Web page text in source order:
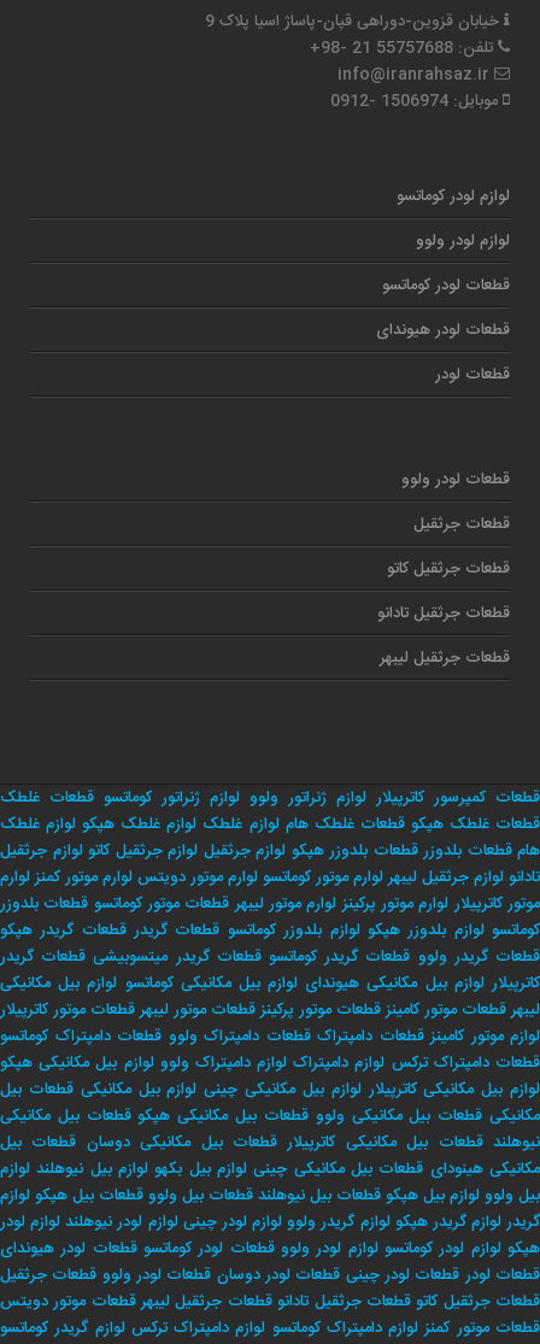
خیابان قزوین-دوراهی قپان-پاساژ اسیا پلاک 9
تلفن: 55757688 21 -98+
موبایل: 1506974 -0912
لوازم لودر کوماتسو
لوازم لودر ولوو
قطعات لودر کوماتسو
قطعات لودر هیوندای
قطعات لودر
قطعات لودر ولوو
قطعات جرثقیل
قطعات جرثقیل کاتو
قطعات جرثقیل تادانو
قطعات جرثقیل لیبهر
قطعات کمپرسور کاترپیلار لوازم ژنراتور ولوو لوازم ژنراتور کوماتسو قطعات غلطک
قطعات غلطک هپکو قطعات غلطک هام لوازم غلطک لوازم غلطک هپکو لوازم غلطک
هام قطعات بلدوزر قطعات بلدوزر هپکو لوازم جرثقیل لوازم جرثقیل کاتو لوازم جرثقیل
تادانو لوازم جرثقیل لیبهر لوارم موتور کوماتسو لوارم موتور دویتس لوارم موتور کمنز لوارم
موتور کاترپیلار لوارم موتور پرکینز لوارم موتور لیبهر قطعات موتور کوماتسو قطعات بلدوزر
کوماتسو لوازم بلدوزر هپکو لوازم بلدوزر کوماتسو قطعات گریدر قطعات گریدر هپکو
قطعات گریدر ولوو قطعات گریدر کوماتسو قطعات گریدر میتسوبیشی قطعات گریدر
کاترپیلار لوازم بیل مکانیکی هیوندای لوازم بیل مکانیکی کوماتسو لوازم بیل مکانیکی
لیبهرقطعات موتور کامینزقطعات موتور پرکینزقطعات موتور لیبهرقطعات موتور کاترپیلار
لوازم موتور کامینز قطعات دامپتراک قطعات دامپتراک ولوو قطعات دامپتراک کوماتسو
قطعات دامپتراک ترکس لوازم دامپتراک لوازم دامپتراک ولوو لوازم بیل مکانیکی هپکو
لوازم بیل مکانیکی کاترپیلار لوازم بیل مکانیکی چینی لوازم بیل مکانیکی قطعات بیل
مکانیکی قطعات بیل مکانیکی ولوو قطعات بیل مکانیکی هپکو قطعات بیل مکانیکی
نیوهلند قطعات بیل مکانیکی کاترپیلار قطعات بیل مکانیکی دوسان قطعات بیل
مکانیکی هینودای قطعات بیل مکانیکی چینی لوازم بیل بکهو لوازم بیل نیوهلند لوازم
بیل ولوو لوازم بیل هپکوقطعات بیل نیوهلندقطعات بیل ولووقطعات بیل هپکو لوازم
گریدر لوازم گریدر هپکو لوازم گریدر ولوو لوازم لودر چینی لوازم لودر نیوهلند لوازم لودر
هپکو لوازم لودر کوماتسو لوازم لودر ولوو قطعات لودر کوماتسو قطعات لودر هیوندای
قطعات لودر قطعات لودر چینی قطعات لودر دوسان قطعات لودر ولوو قطعات جرثقیل
قطعات جرثقیل کاتوقطعات جرثقیل تادانوقطعات جرثقیل لیبهرقطعات موتور دویتس
قطعات موتور کمنز لوازم دامپتراک کوماتسو لوازم دامپتراک ترکس لوازم گریدر کوماتسو